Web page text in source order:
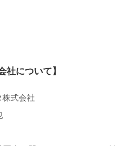
社について】
株式会社